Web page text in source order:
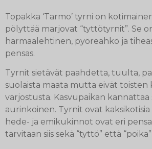
Topakka ‘Tarmo’ tyrni on
pölyttää marjovat “tyttötyrnit”. Se
harmaalehtinen, pyöreähkö ja
pensas.
Tyrnit sietävät paahdetta, tuulta,
suolaista maata mutta eivät toisten
varjostusta. Kasvupaikan kannattaa
aurinkoinen. Tyrnit ovat kaksikotisia
hede- ja emikukinnot ovat eri
tarvitaan siis sekä “tyttö” että